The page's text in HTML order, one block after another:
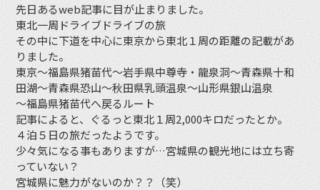
先日あるweb記事に目が止まりました。
東北一周ドライブドライブの旅
その中に下道を中心に東京から東北１周の距離の記載があ
りました。
東京〜福島県猪苗代〜岩手県中尊寺・龍泉洞〜青森県十和
田湖〜青森県恐山〜秋田県乳頭温泉〜山形県銀山温泉
〜福島県猪苗代へ戻るルート
記事によると、ぐるっと東北１周2,000キロだったとか。
４泊５日の旅だったようです。
少々気になる事もありますが…宮城県の観光地には立ち寄
っていない？
宮城県に魅力がないのか？？（笑）